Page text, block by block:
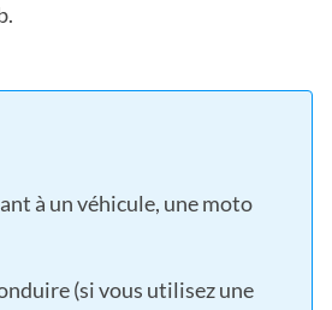
à un véhicule, une moto
(si vous utilisez une